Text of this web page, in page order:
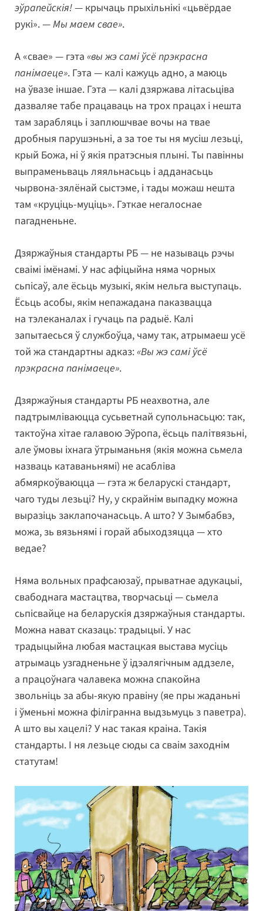
эўрапейскія!— крычаць прыхільнікі «цьвёрдае
рукі». —Мы маем свае».
А «свае» — гэта «вы жэ самі ўсё прэкрасна
панімаеце». Гэта — калі кажуць адно, а маюць
на ўвазе іншае. Гэта — калі дзяржава літасьціва
дазваляе табе працаваць на трох працах і нешта
там зарабляць і заплюшчвае вочы на твае
дробныя парушэньні, а за тое ты ня мусіш лезьці,
крый Божа, ні ў якія пратэсныя плыні. Ты павінны
выпраменьваць ляяльнасьць і адданасьць
чырвона-зялёнай сыстэме, і тады можаш нешта
там «круціць-муціць». Гэткае негалоснае
пагадненьне.
Дзяржаўныя стандарты РБ — не называць рэчы
сваімі імёнамі. У нас афіцыйна няма чорных
сьпісаў, але ёсьць музыкі, якім нельга выступаць.
Ёсьць асобы, якім непажадана паказвацца
на тэлеканалах і гучаць па радыё. Калі
запытаесься ў службоўца, чаму так, атрымаеш усё
той жа стандартны адказ:«Вы жэ самі ўсё
прэкрасна панімаеце».
Дзяржаўныя стандарты РБ неахвотна, але
падтрымліваюцца сусьветнай супольнасьцю: так,
тактоўна хітае галавою Эўропа, ёсьць палітвязьні,
але ўмовы іхнага ўтрыманьня (якія можна сьмела
назваць катаваньнямі) не асабліва
абмяркоўваюцца — гэта ж беларускі стандарт,
чаго туды лезьці? Ну, у скрайнім выпадку можна
выразіць заклапочанасьць. А што? У Зымбабвэ,
можа, зь вязьнямі і горай абыходзяцца — хто
ведае?
Няма вольных прафсаюзаў, прыватнае адукацыі,
свабоднага мастацтва, творчасьці — сьмела
сьпісвайце на беларускія дзяржаўныя стандарты.
Можна нават сказаць: традыцыі. У нас
традыцыйна любая мастацкая выстава мусіць
атрымаць узгадненьне ў ідэалягічным аддзеле,
а працоўнага чалавека можна спакойна
звольніць за абы-якую правіну (яе пры жаданьні
і ўменьні можна філігранна выдзьмуць з паветра).
А што вы хацелі? У нас такая краіна. Такія
стандарты. І ня лезьце сюды са сваім заходнім
статутам!